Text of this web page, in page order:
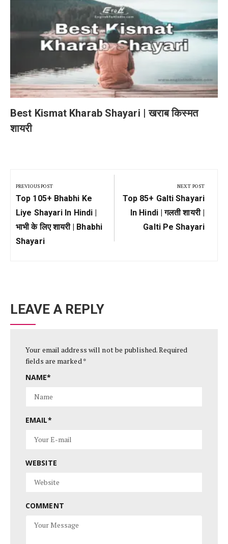
Best Kismat Kharab Shayari | खराब किस्मत
शायरी
navigation
PREVIOUS POST
Previous
Post:
Top 105+ Bhabhi Ke
Liye Shayari In Hindi |
भाभी के लिए शायरी | Bhabhi
Shayari
NEXT POST
Next
Post:
Top 85+ Galti Shayari
In Hindi | गलती शायरी |
Galti Pe Shayari
LEAVE A REPLY
Your email address will not be published.Required
fields are marked *
NAME*
EMAIL*
WEBSITE
COMMENT